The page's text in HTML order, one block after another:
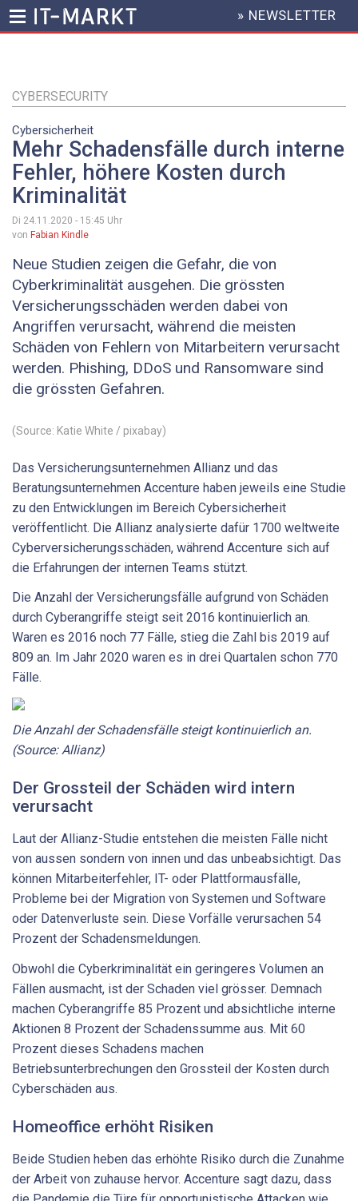
Inhalt
HEADER
MENU
» NEWSLETTER
CYBERSECURITY
Cybersicherheit
Mehr Schadensfälle durch interne
Fehler, höhere Kosten durch
Kriminalität
Di 24.11.2020 - 15:45 Uhr
von Fabian Kindle
Neue Studien zeigen die Gefahr, die von
Cyberkriminalität ausgehen. Die grössten
Versicherungsschäden werden dabei von
Angriffen verursacht, während die meisten
Schäden von Fehlern von Mitarbeitern verursacht
werden. Phishing, DDoS und Ransomware sind
die grössten Gefahren.
(Source: Katie White / pixabay)
Das Versicherungsunternehmen Allianz und das
Beratungsunternehmen Accenture haben jeweils eine Studie
zu den Entwicklungen im Bereich Cybersicherheit
veröffentlicht. Die Allianz analysierte dafür 1700 weltweite
Cyberversicherungsschäden, während Accenture sich auf
die Erfahrungen der internen Teams stützt.
Die Anzahl der Versicherungsfälle aufgrund von Schäden
durch Cyberangriffe steigt seit 2016 kontinuierlich an.
Waren es 2016 noch 77 Fälle, stieg die Zahl bis 2019 auf
809 an. Im Jahr 2020 waren es in drei Quartalen schon 770
Fälle.
Die Anzahl der Schadensfälle steigt kontinuierlich an.
(Source: Allianz)
Der Grossteil der Schäden wird intern
verursacht
Laut der Allianz-Studie entstehen die meisten Fälle nicht
von aussen sondern von innen und das unbeabsichtigt. Das
können Mitarbeiterfehler, IT- oder Plattformausfälle,
Probleme bei der Migration von Systemen und Software
oder Datenverluste sein. Diese Vorfälle verursachen 54
Prozent der Schadensmeldungen.
Obwohl die Cyberkriminalität ein geringeres Volumen an
Fällen ausmacht, ist der Schaden viel grösser. Demnach
machen Cyberangriffe 85 Prozent und absichtliche interne
Aktionen 8 Prozent der Schadenssumme aus. Mit 60
Prozent dieses Schadens machen
Betriebsunterbrechungen den Grossteil der Kosten durch
Cyberschäden aus.
Homeoffice erhöht Risiken
Beide Studien heben das erhöhte Risiko durch die Zunahme
der Arbeit von zuhause hervor. Accenture sagt dazu, dass